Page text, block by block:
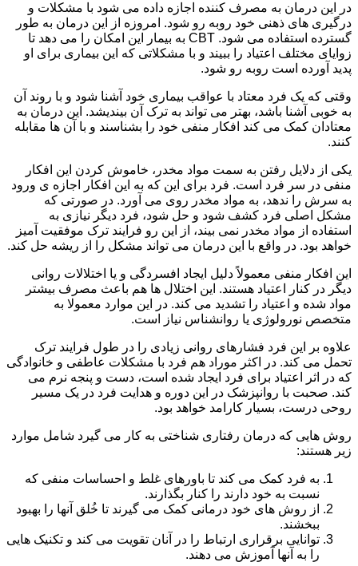
در این درمان به مصرف کننده اجازه داده می شود با مشکلات و
درگیری های ذهنی خود روبه رو شود. امروزه از این درمان به طور
گسترده استفاده می شود. CBT به بیمار این امکان را می دهد تا
زوایای مختلف اعتیاد را ببیند و با مشکلاتی که این بیماری برای او
پدید آورده است روبه رو شود.
وقتی که یک فرد معتاد با عواقب بیماری خود آشنا شود و با روند آن
به خوبی آشنا باشد، بهتر می تواند به ترک آن بیندیشد. این درمان به
معتادان کمک می کند افکار منفی خود را بشناسند و با آن ها مقابله
کنند.
یکی از دلایل رفتن به سمت مواد مخدر، خاموش کردن این افکار
منفی در سر فرد است. فرد برای این که به این افکار اجازه ی ورود
به سرش را ندهد، به مواد مخدر روی می آورد. در صورتی که
مشکل اصلی فرد کشف شود و حل شود، فرد دیگر نیازی به
استفاده از مواد مخدر نمی بیند، از این رو فرایند ترک موفقیت آمیز
خواهد بود. در واقع با این درمان می تواند مشکل را از ریشه حل کند.
این افکار منفی معمولاً دلیل ایجاد افسردگی و یا اختلالات روانی
دیگر در کنار اعتیاد هستند. این اختلال ها هم باعث مصرف بیشتر
مواد شده و اعتیاد را تشدید می کند. در این موارد معمولا به
متخصص نورولوژی یا روانشناس نیاز است.
علاوه بر این فرد فشارهای روانی زیادی را در طول فرایند ترک
تحمل می کند. در اکثر موراد هم فرد با مشکلات عاطفی و خانوادگی
که در اثر اعتیاد برای فرد ایجاد شده است، دست و پنجه نرم می
کند. صحبت با روانپزشک در این دوره و هدایت فرد در یک مسیر
روحی درست، بسیار کارامد خواهد بود.
روش هایی که درمان رفتاری شناختی به کار می گیرد شامل موارد
زیر هستند:
به فرد کمک می کند تا باورهای غلط و احساسات منفی که
نسبت به خود دارند را کنار بگذارند.
از روش های خود درمانی کمک می گیرند تا خُلق آنها را بهبود
ببخشند.
توانایی برقراری ارتباط را در آنان تقویت می کند و تکنیک هایی
را به آنها آموزش می دهند.